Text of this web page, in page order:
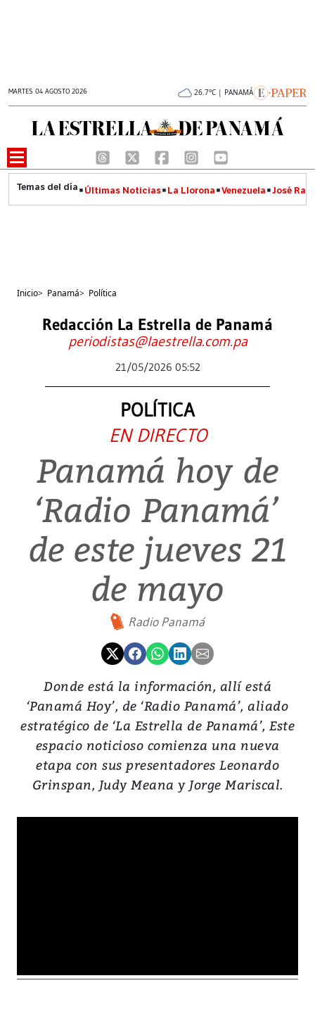
MARTES 04 AGOSTO 2026 26.7°C | PANAMÁ
Últimas Noticias La Llorona Venezuela José
Inicio> Panamá> Política
Redacción La Estrella de Panamá
periodistas@laestrella.com.pa
21/05/2026 05:52
POLÍTICA
EN DIRECTO
Panamá hoy de
‘Radio Panamá’
de este jueves 21
de mayo
Radio Panamá
Donde está la información, allí está
‘Panamá Hoy’, de ‘Radio Panamá’, aliado
estratégico de ‘La Estrella de Panamá’, Este
espacio noticioso comienza una nueva
etapa con sus presentadores Leonardo
Grinspan, Judy Meana y Jorge Mariscal.